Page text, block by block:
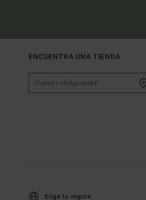
ENCUENTRA UNA TIENDA
Elige tu región